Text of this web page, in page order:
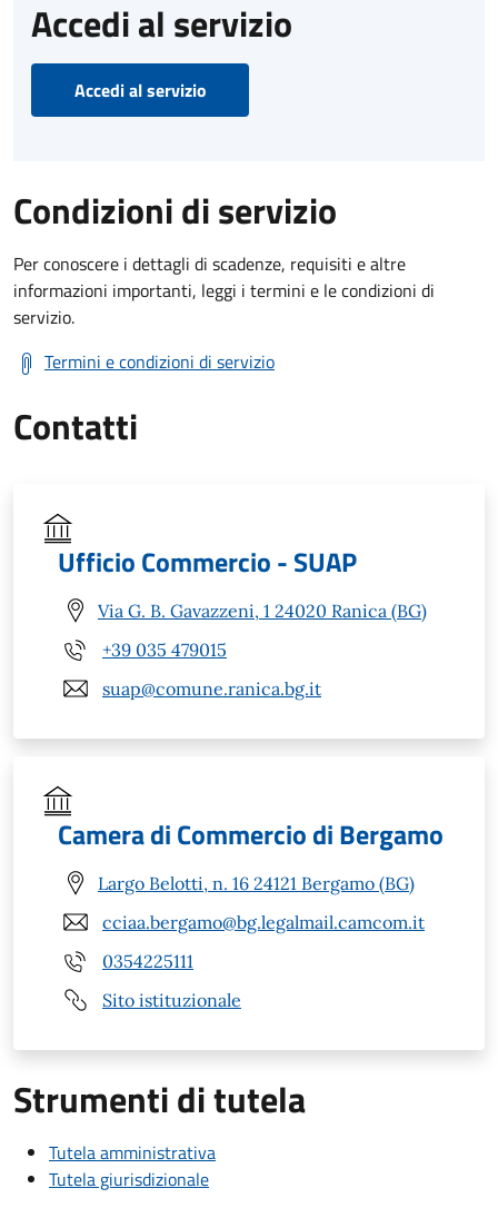
Accedi al servizio
Accedi al servizio
Condizioni di servizio
Per conoscere i dettagli di scadenze, requisiti e altre
informazioni importanti, leggi i termini e le condizioni di
servizio.
Termini e condizioni di servizio
Contatti
Ufficio Commercio - SUAP
Via G. B. Gavazzeni, 1 24020 Ranica (BG)
+39 035 479015
suap@comune.ranica.bg.it
Camera di Commercio di Bergamo
Largo Belotti, n. 16 24121 Bergamo (BG)
cciaa.bergamo@bg.legalmail.camcom.it
0354225111
Sito istituzionale
Strumenti di tutela
Tutela amministrativa
Tutela giurisdizionale